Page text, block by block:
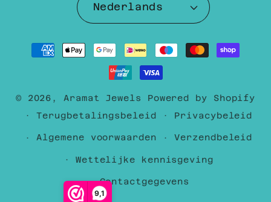
9,1
Nederlands
Betaalmethoden
© 2026, Aramat Jewels Powered by Shopify
Terugbetalingsbeleid
Privacybeleid
Algemene voorwaarden Verzendbeleid
Wettelijke kennisgeving
Contactgegevens